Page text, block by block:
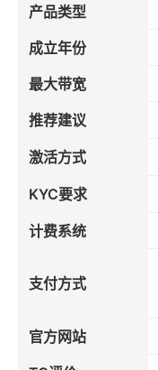
产品类型
成立年份
最大带宽
推荐建议
激活方式
KYC要求
计费系统
支付方式
官方网站